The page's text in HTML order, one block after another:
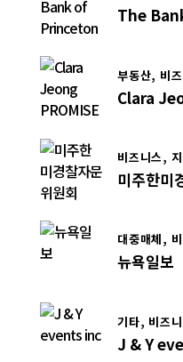
The
부동산, 비
Clara
비즈니스,
미주한미
대중매체,
뉴욕일보
기타, 비즈
J & Y